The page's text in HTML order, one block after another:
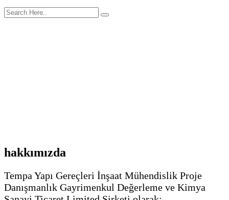
hakkımızda
Tempa Yapı Gereçleri İnşaat Mühendislik Proje
Danışmanlık Gayrimenkul Değerleme ve Kimya